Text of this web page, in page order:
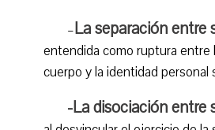
–La separación entre
entendida como ruptura entre
cuerpo y la identidad personal
-La disociación entre